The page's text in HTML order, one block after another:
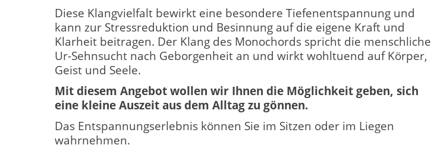
Diese Klangvielfalt bewirkt eine besondere Tiefenentspannung und
kann zur Stressreduktion und Besinnung auf die eigene Kraft und
Klarheit beitragen. Der Klang des Monochords spricht die menschliche
Ur-Sehnsucht nach Geborgenheit an und wirkt wohltuend auf Körper,
Geist und Seele.
Mit diesem Angebot wollen wir Ihnen die Möglichkeit geben, sich
eine kleine Auszeit aus dem Alltag zu gönnen.
Das Entspannungserlebnis können Sie im Sitzen oder im Liegen
wahrnehmen.